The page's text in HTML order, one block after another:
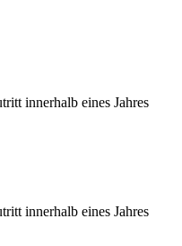
innerhalb eines Jahres
innerhalb eines Jahres